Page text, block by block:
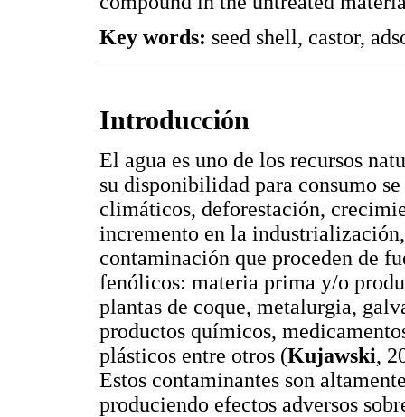
Key words: seed shell, castor,
Introducción
El agua es uno de los recursos
su disponibilidad para consumo
climáticos, deforestación,
incremento en la
contaminación que proceden de
fenólicos: materia prima y/o
plantas de coque, metalurgia,
productos químicos,
plásticos entre otros (Kujawski,
Estos contaminantes son
produciendo efectos adversos